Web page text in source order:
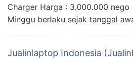
Charger Harga : 3.000.000 nego
Minggu berlaku sejak tanggal
Jualinlaptop Indonesia